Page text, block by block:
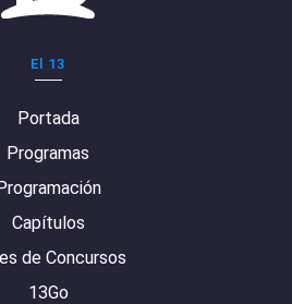
El 13
Portada
Programas
Capítulos
de Concursos
13Go